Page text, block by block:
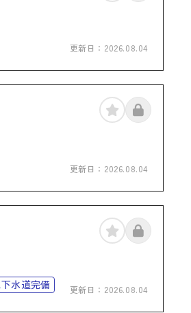
更新日： 2026.08.04
更新日： 2026.08.04
水道完備 更新日： 2026.08.04